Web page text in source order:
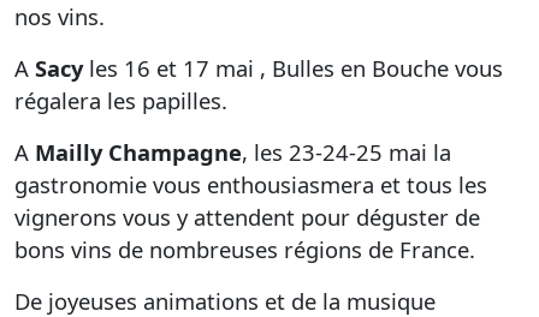
nos vins.
A Sacyles 16 et 17 mai , Bulles en Bouche vous
régalera les papilles.
A Mailly Champagne, les 23-24-25 mai la
gastronomie vous enthousiasmera et tous les
vignerons vous y attendent pour déguster de
bons vins de nombreuses régions de France.
De joyeuses animations et de la musique